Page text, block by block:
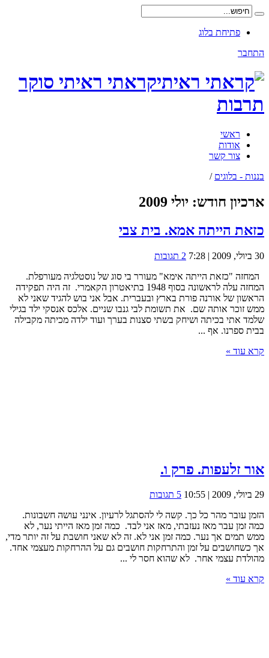
פתיחת בלוג
התחבר
קראתי ראיתי סוקר
תרבות
ראשי
אודות
צור קשר
בננות - בלוגים /
ארכיון חודש: יולי 2009
כזאת הייתה אמא. בית צבי
30 ביולי, 2009 | 7:28
2 תגובות
המחזה "כזאת הייתה אימא" מעורר בי סוג של נוסטלגיה מעורפלת.
המחזה עלה לראשונה בסוף 1948 בתיאטרון הקאמרי. זה היה תפקידה
הראשון של אורנה פורת בארץ ובעברית. אבל אני בוש להגיד שאני לא
ממש זוכר אותה שם. את תשומת לבי גנבו שניים. אלכס אנסקי ילד בגילי
שלמד אתי בכיתה ושיחק בשתי סצנות בערך ועוד ילדה מכיתה מקבילה
בבית ספרנו. אף ...
קרא עוד »
אור זלעפות. פרק ו.
29 ביולי, 2009 | 10:55
5 תגובות
הזמן עובר מהר כל כך. קשה לי להסתגל לרעיון. אינני עושה חשבונות.
כמה זמן עבר מאז נעזבתי, מאז אני לבד. כמה זמן מאז הייתי נער, לא
ממש תמים אך נער. כמה זמן אני לא. זה לא שאני חושבת על זה יותר מדי,
אך כשחושבים על זמן והתרחקות חושבים גם על ההרחקות מעצמי אחד.
מהולדת עצמי אחר. לא שהוא חסר לי ...
קרא עוד »